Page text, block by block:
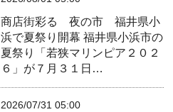
商店街彩る 夜の市 福井県小
浜で夏祭り開幕 福井県小浜市の
夏祭り「若狭マリンピア２０２
６」が７月３１日…
2026/07/31 05:00